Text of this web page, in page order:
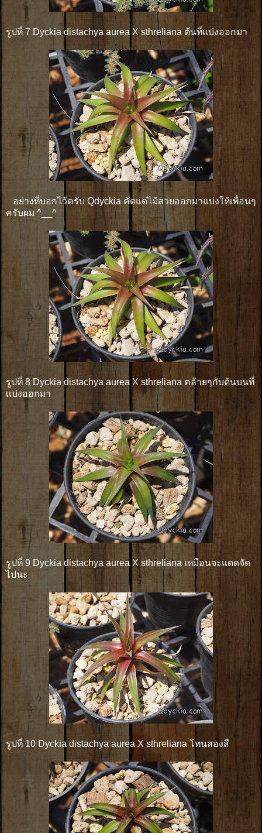
รูปที่ 7 Dyckia distachya aurea X sthreliana ต้นที่แบ่งออกมา
อย่างที่บอกไว้ครับ Qdyckia คัดแต่ไม้สวยออกมาแบ่งให้เพื่อนๆ
ครับผม ^__^
รูปที่ 8 Dyckia distachya aurea X sthreliana คล้ายๆกับต้นบนที่
เเบ่งออกมา
รูปที่ 9 Dyckia distachya aurea X sthreliana เหมือนจะแดดจัด
ไปนะ
รูปที่ 10 Dyckia distachya aurea X sthreliana โทนสองสี